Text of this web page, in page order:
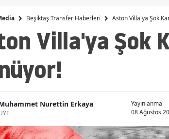
Beşiktaş Transfer Haberleri Aston Villa'ya Şok
Villa'ya Şok
Nurettin Erkaya
Yayınlanma
08 Ağustos